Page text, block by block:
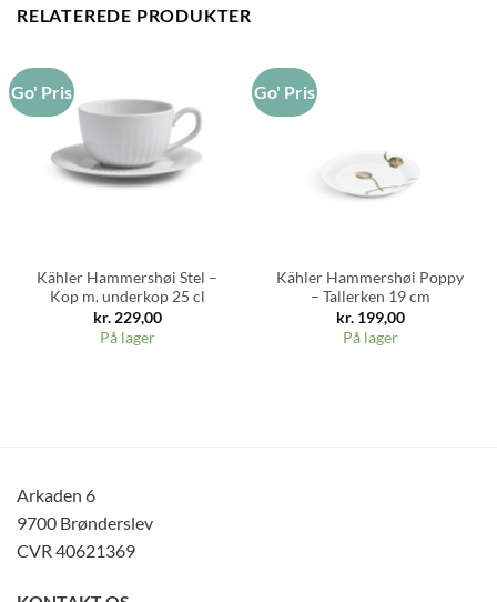
RELATEREDE PRODUKTER
Go' Pris
Kähler Hammershøi Stel –
Kop m. underkop 25 cl
kr.229,00
På lager
Go' Pris
Kähler Hammershøi Poppy
– Tallerken 19 cm
kr.199,00
På lager
Arkaden 6
9700 Brønderslev
CVR 40621369